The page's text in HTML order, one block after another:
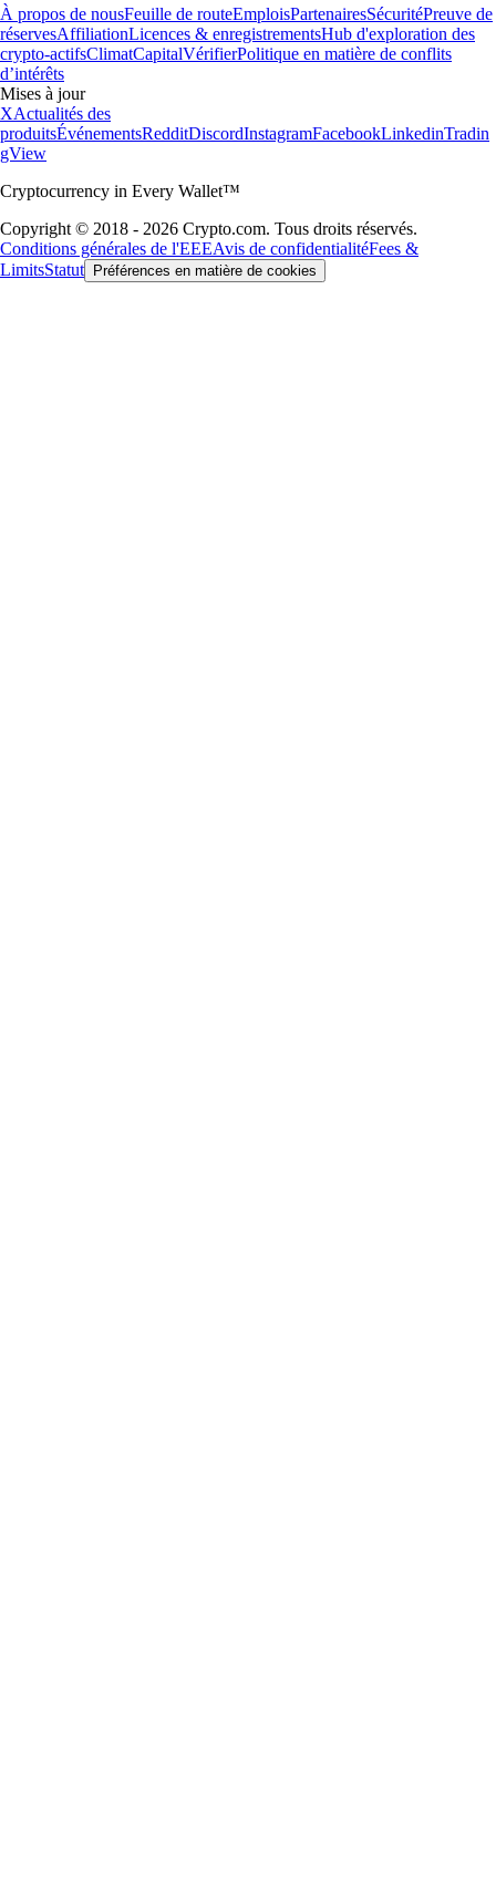
À propos de nousFeuille de routeEmploisPartenairesSécuritéPreuve de
réservesAffiliationLicences & enregistrementsHub d'exploration des
crypto-actifsClimatCapitalVérifierPolitique en matière de conflits
d’intérêts
Mises à jour
XActualités des
produitsÉvénementsRedditDiscordInstagramFacebookLinkedinTradin
gView
Cryptocurrency in Every Wallet™
Copyright © 2018 - 2026 Crypto.com. Tous droits réservés.
Conditions générales de l'EEEAvis de confidentialitéFees &
LimitsStatut Préférences en matière de cookies